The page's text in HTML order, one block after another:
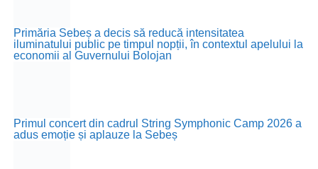
Primăria Sebeș a decis să reducă intensitatea
iluminatului public pe timpul nopții, în contextul apelului la
economii al Guvernului Bolojan
Primul concert din cadrul String Symphonic Camp 2026 a
adus emoție și aplauze la Sebeș